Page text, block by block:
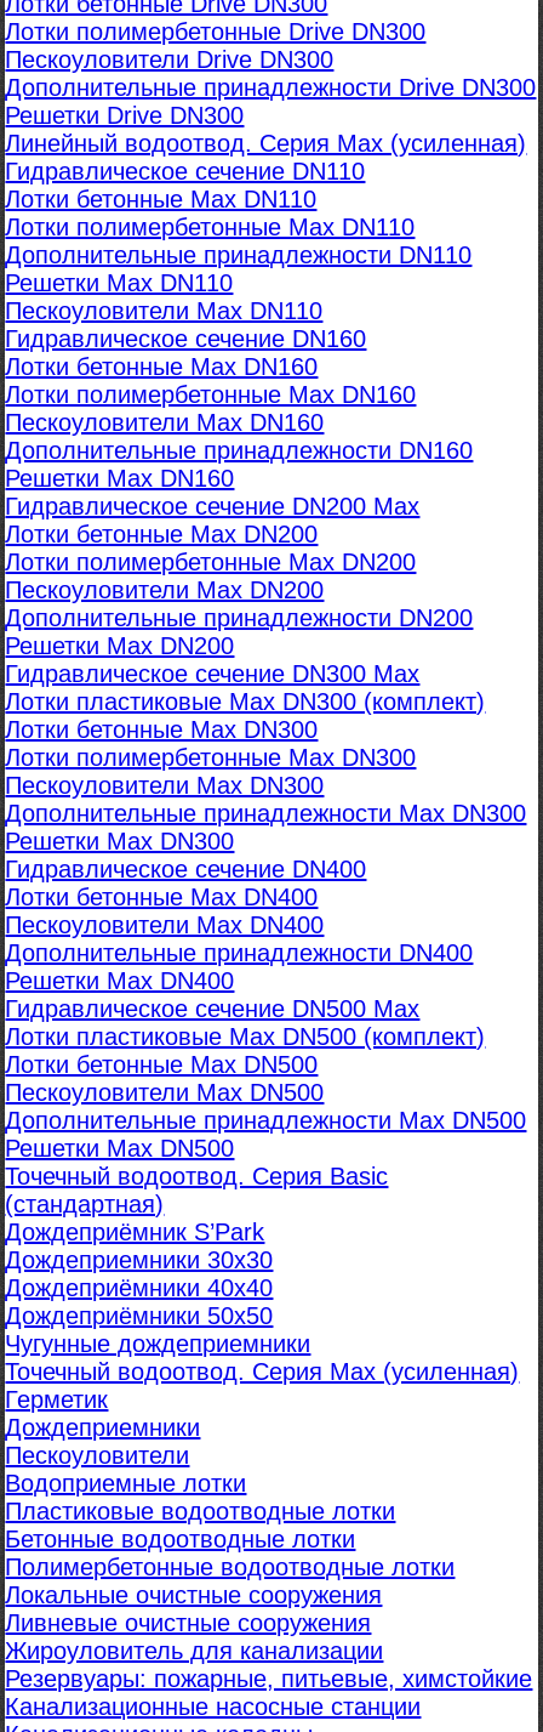
Лотки полимербетонные Drive DN300
Пескоуловители Drive DN300
Дополнительные принадлежности Drive DN300
Решетки Drive DN300
Линейный водоотвод. Серия Max (усиленная)
Гидравлическое сечение DN110
Лотки бетонные Max DN110
Лотки полимербетонные Max DN110
Дополнительные принадлежности DN110
Решетки Max DN110
Пескоуловители Max DN110
Гидравлическое сечение DN160
Лотки бетонные Max DN160
Лотки полимербетонные Max DN160
Пескоуловители Max DN160
Дополнительные принадлежности DN160
Решетки Max DN160
Гидравлическое сечение DN200 Max
Лотки бетонные Max DN200
Лотки полимербетонные Max DN200
Пескоуловители Max DN200
Дополнительные принадлежности DN200
Решетки Max DN200
Гидравлическое сечение DN300 Max
Лотки пластиковые Max DN300 (комплект)
Лотки бетонные Max DN300
Лотки полимербетонные Max DN300
Пескоуловители Max DN300
Дополнительные принадлежности Max DN300
Решетки Max DN300
Гидравлическое сечение DN400
Лотки бетонные Max DN400
Пескоуловители Max DN400
Дополнительные принадлежности DN400
Решетки Max DN400
Гидравлическое сечение DN500 Max
Лотки пластиковые Max DN500 (комплект)
Лотки бетонные Max DN500
Пескоуловители Max DN500
Дополнительные принадлежности Max DN500
Решетки Max DN500
Точечный водоотвод. Серия Basic
(стандартная)
Дождеприёмник S’Park
Дождеприемники 30х30
Дождеприёмники 40х40
Дождеприёмники 50х50
Чугунные дождеприемники
Точечный водоотвод. Серия Max (усиленная)
Герметик
Дождеприемники
Пескоуловители
Водоприемные лотки
Пластиковые водоотводные лотки
Бетонные водоотводные лотки
Полимербетонные водоотводные лотки
Локальные очистные сооружения
Ливневые очистные сооружения
Жироуловитель для канализации
Резервуары: пожарные, питьевые, химстойкие
Канализационные насосные станции